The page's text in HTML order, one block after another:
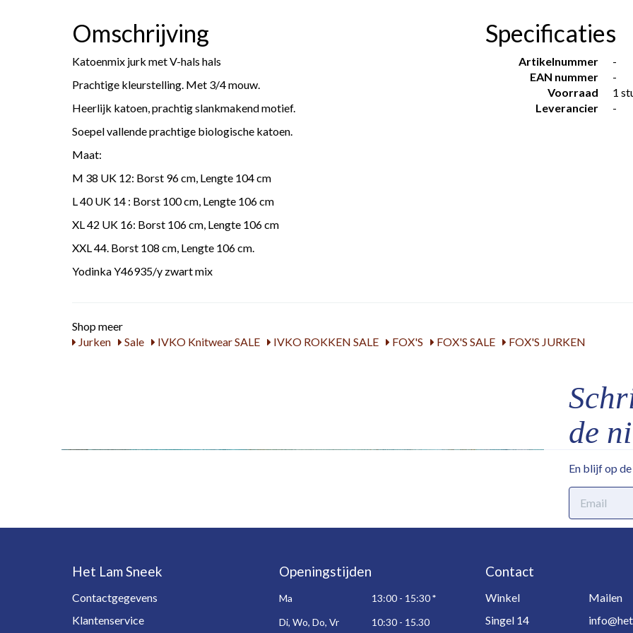
Omschrijving
Katoenmix jurk met V-hals hals
Prachtige kleurstelling. Met 3/4 mouw.
Heerlijk katoen, prachtig slankmakend motief.
Soepel vallende prachtige biologische katoen.
Maat:
M 38 UK 12: Borst 96 cm, Lengte 104 cm
L 40 UK 14 : Borst 100 cm, Lengte 106 cm
XL 42 UK 16: Borst 106 cm, Lengte 106 cm
XXL 44. Borst 108 cm, Lengte 106 cm.
Yodinka Y46935/y zwart mix
Specificaties
Artikelnummer
-
EAN nummer
-
Voorraad
1
Leverancier
-
Shop meer
Jurken
Sale IVKO Knitwear SALE IVKO ROKKEN SALE FOX'S FOX'S SALE FOX'S JURKEN
de
En blijf op
E-
mailadres
Het Lam Sneek
Contactgegevens
Klantenservice
Openingstijden
Ma 13:00 - 15:30*
Di, Wo, Do, Vr
10:30 - 15.30
Contact
Winkel
Singel 14
Mailen